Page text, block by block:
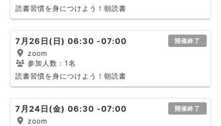
読書習慣を身につけよう！朝読書
7月26日(日) 06:30 -07:00 開催終了
zoom
参加人数：1名
読書習慣を身につけよう！朝読書
7月24日(金) 06:30 -07:00 開催終了
zoom